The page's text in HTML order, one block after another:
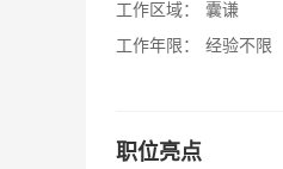
工作区域：
囊谦
工作年限：
经验不限
职位亮点